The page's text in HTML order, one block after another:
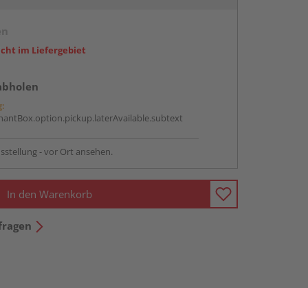
im Liefergebiet
- vor Ort ansehen.
In den Warenkorb